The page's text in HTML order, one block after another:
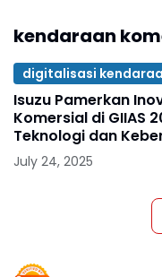
kendaraan
digitalisasi
Isuzu Pamerkan
Komersial di GIIAS
Teknologi dan
July 24, 2025